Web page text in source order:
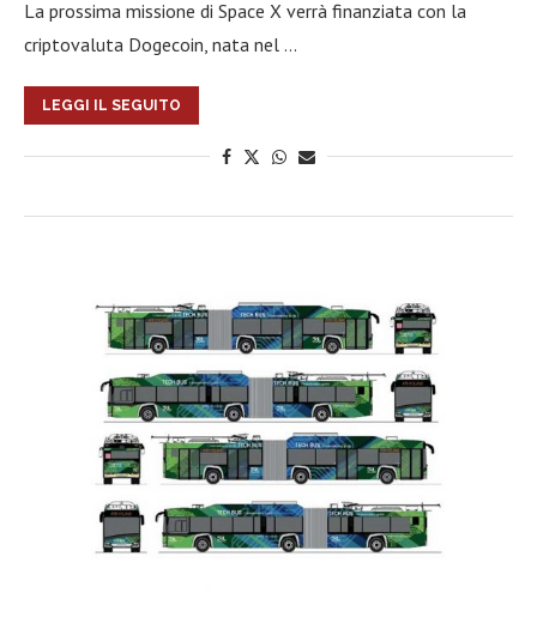
La prossima missione di Space X verrà finanziata con la
criptovaluta Dogecoin, nata nel …
LEGGI IL SEGUITO